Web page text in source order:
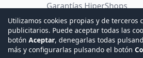
Garantías HiperShops
Política de cookies
Utilizamos cookies propias y de terceros
publicitarios. Puede aceptar todas las
botón Aceptar, denegarlas todas
más y configurarlas pulsando el botón